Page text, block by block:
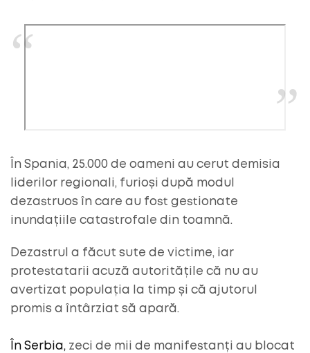
În Spania, 25.000 de oameni au cerut demisia
liderilor regionali, furioși după modul
dezastruos în care au fost gestionate
inundațiile catastrofale din toamnă.
Dezastrul a făcut sute de victime, iar
protestatarii acuză autoritățile că nu au
avertizat populația la timp și că ajutorul
promis a întârziat să apară.
În Serbia, zeci de mii de manifestanți au blocat